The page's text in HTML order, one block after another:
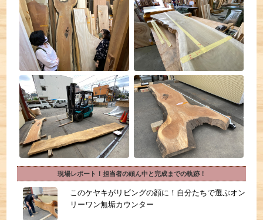
現場レポート！担当者の頭ん中と完成までの軌跡！
このケヤキがリビングの顔に！自分たちで選ぶオン
リーワン無垢カウンター